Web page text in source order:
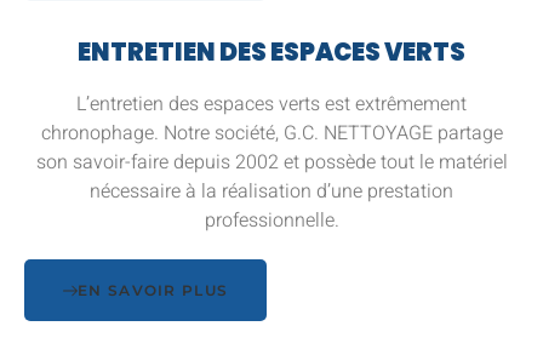
ENTRETIEN DES ESPACES VERTS
L’entretien des espaces verts est extrêmement
chronophage. Notre société, G.C. NETTOYAGE partage
son savoir-faire depuis 2002 et possède tout le matériel
nécessaire à la réalisation d’une prestation
professionnelle.
EN SAVOIR PLUS